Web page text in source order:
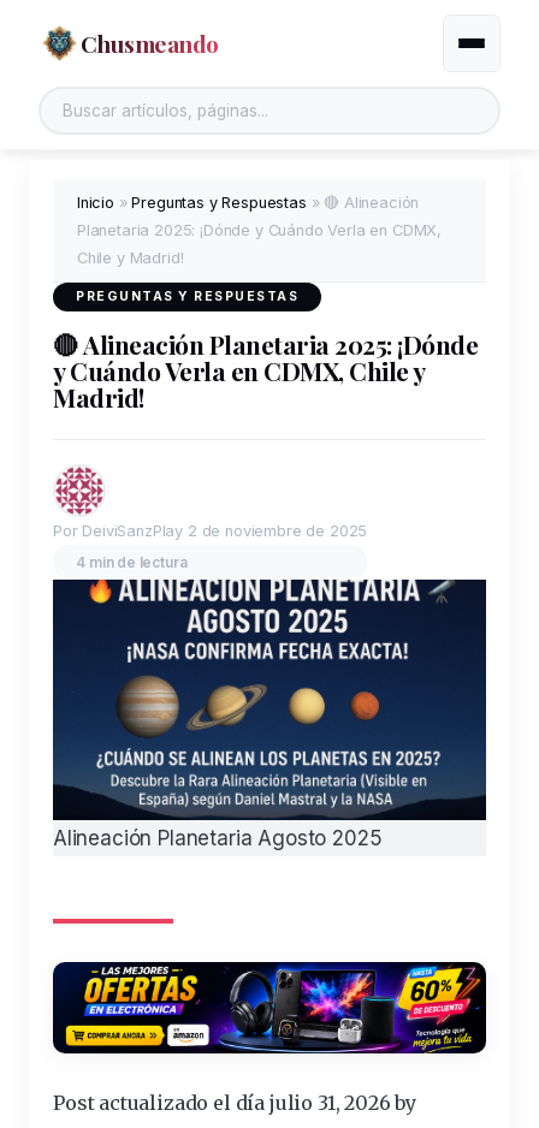
Chusmeando
Buscar en el sitio
Alternar
Inicio »Preguntas y Respuestas » 🔴 Alineación
Planetaria 2025: ¡Dónde y Cuándo Verla en CDMX,
Chile y Madrid!
PREGUNTAS Y RESPUESTAS
🔴 Alineación Planetaria 2025: ¡Dónde
y Cuándo Verla en CDMX, Chile y
Madrid!
Por DeiviSanzPlay 2 de noviembre de 2025
4 min de lectura
Alineación Planetaria Agosto 2025
Post actualizado el día julio 31, 2026 by